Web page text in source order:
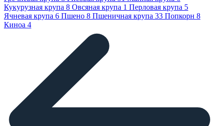
Кукурузная крупа 8 Овсяная крупа 1 Перловая крупа 5
Ячневая крупа 6 Пшено 8 Пшеничная крупа 33 Попкорн 8
Киноа 4